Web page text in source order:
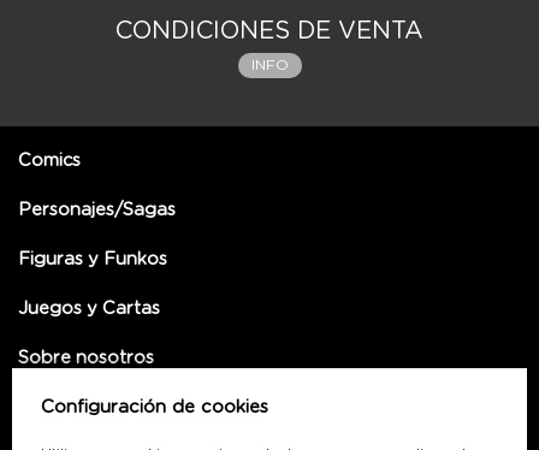
Configuración de cookies
CONDICIONES DE VENTA
INFO
Comics
Personajes/Sagas
Figuras y Funkos
Juegos y Cartas
Sobre nosotros